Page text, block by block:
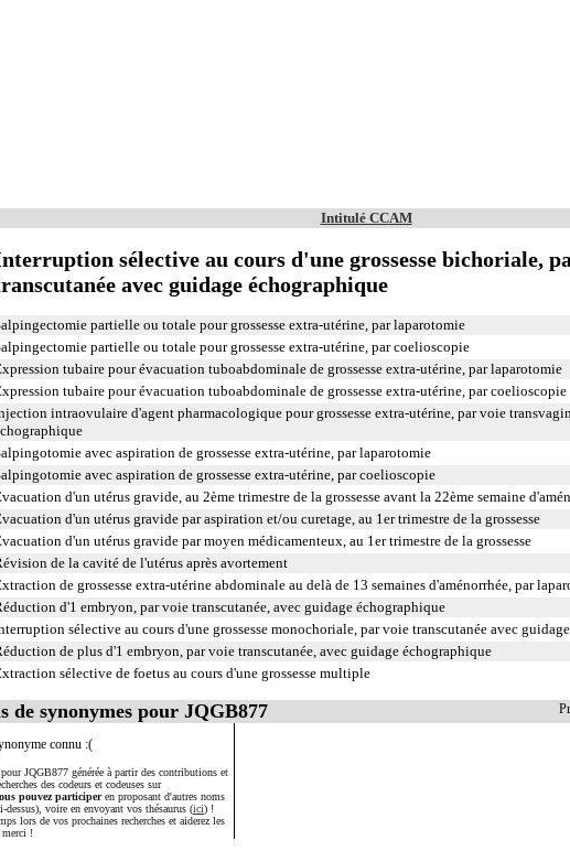
Intitulé CCAM
sélective au cours d'une grossesse bichoriale,
avec guidage échographique
partielle ou totale pour grossesse extra-utérine, par laparotomie
partielle ou totale pour grossesse extra-utérine, par coelioscopie
tubaire pour évacuation tuboabdominale de grossesse extra-utérine, par laparotomie
tubaire pour évacuation tuboabdominale de grossesse extra-utérine, par coelioscopie
intraovulaire d'agent pharmacologique pour grossesse extra-utérine, par voie
avec aspiration de grossesse extra-utérine, par laparotomie
avec aspiration de grossesse extra-utérine, par coelioscopie
d'un utérus gravide, au 2ème trimestre de la grossesse avant la 22ème semaine
d'un utérus gravide par aspiration et/ou curetage, au 1er trimestre de la grossesse
d'un utérus gravide par moyen médicamenteux, au 1er trimestre de la grossesse
de la cavité de l'utérus après avortement
de grossesse extra-utérine abdominale au delà de 13 semaines d'aménorrhée, par
d'1 embryon, par voie transcutanée, avec guidage échographique
sélective au cours d'une grossesse monochoriale, par voie transcutanée avec
de plus d'1 embryon, par voie transcutanée, avec guidage échographique
sélective de foetus au cours d'une grossesse multiple
de synonymes pour JQGB877
connu :(
JQGB877 générée à partir des contributions et
des codeurs et codeuses sur
pouvez participeren proposant d'autres noms
dessus), voire en envoyant vos thésaurus (ici) !
lors de vos prochaines recherches et aiderez les
merci !